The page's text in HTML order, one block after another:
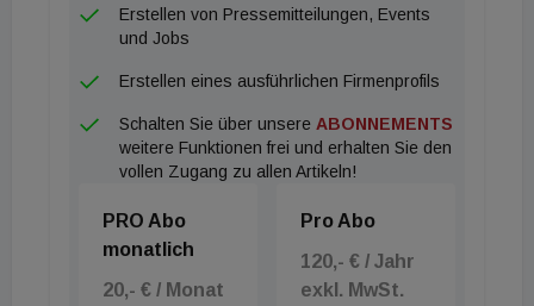
die logistische Meisterleistung, die vor allem durch
Kranführer und Montageteam bei extrem beengten
innerstädtischen Platzverhältnissen möglich wurde.
Insgesamt liefert Schindler für die neuen
Fahrtreppen, während das Unternehmen im Spalt
bereits rund 30 Bestandsanlagen betreut.
Erstellen von Pressemitteilungen, Events
und Jobs
Erstellen eines ausführlichen Firmenprofils
Schalten Sie über unsere ABONNEMENTS
weitere Funktionen frei und erhalten Sie den
vollen Zugang zu allen Artikeln!
PRO Abo
monatlich
20,- € / Monat
Pro Abo
120,- € / Jahr
exkl. MwSt.